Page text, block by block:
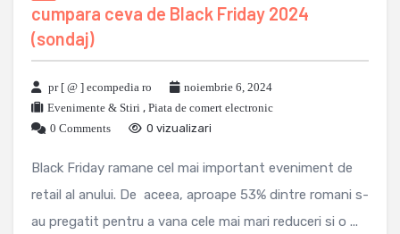
cumpara ceva de Black Friday 2024
(sondaj)
pr [ @ ] ecompedia ro
noiembrie 6, 2024
Evenimente & Stiri , Piata de comert electronic
0 Comments
0 vizualizari
Black Friday ramane cel mai important eveniment de
retail al anului. De aceea, aproape 53% dintre romani s-
au pregatit pentru a vana cele mai mari reduceri si o ...